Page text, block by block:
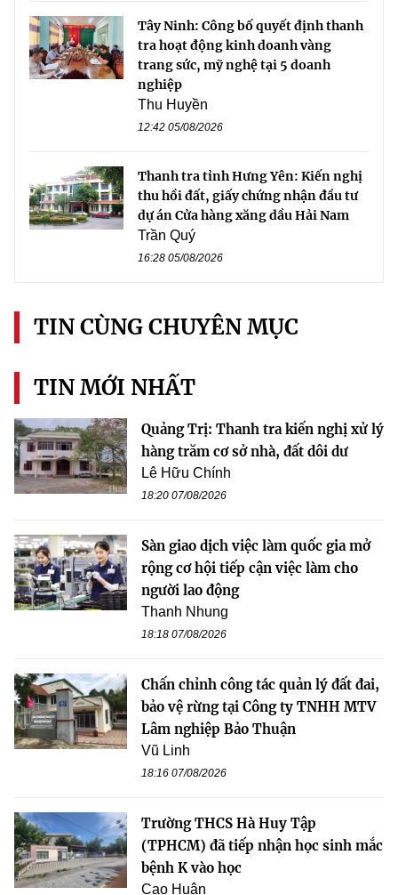
Tây Ninh: Công bố quyết định thanh
tra hoạt động kinh doanh vàng
trang sức, mỹ nghệ tại 5 doanh
nghiệp
Thu Huyền
12:42 05/08/2026
Thanh tra tỉnh Hưng Yên: Kiến nghị
thu hồi đất, giấy chứng nhận đầu tư
dự án Cửa hàng xăng dầu Hải Nam
Trần Quý
16:28 05/08/2026
TIN CÙNG CHUYÊN MỤC
TIN MỚI NHẤT
Quảng Trị: Thanh tra kiến nghị xử lý
hàng trăm cơ sở nhà, đất dôi dư
Lê Hữu Chính
18:20 07/08/2026
Sàn giao dịch việc làm quốc gia mở
rộng cơ hội tiếp cận việc làm cho
người lao động
Thanh Nhung
18:18 07/08/2026
Chấn chỉnh công tác quản lý đất đai,
bảo vệ rừng tại Công ty TNHH MTV
Lâm nghiệp Bảo Thuận
Vũ Linh
18:16 07/08/2026
Trường THCS Hà Huy Tập
(TPHCM) đã tiếp nhận học sinh mắc
bệnh K vào học
Cao Huân